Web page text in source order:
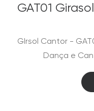
GAT01
GIrsol Cantor -
Dança e